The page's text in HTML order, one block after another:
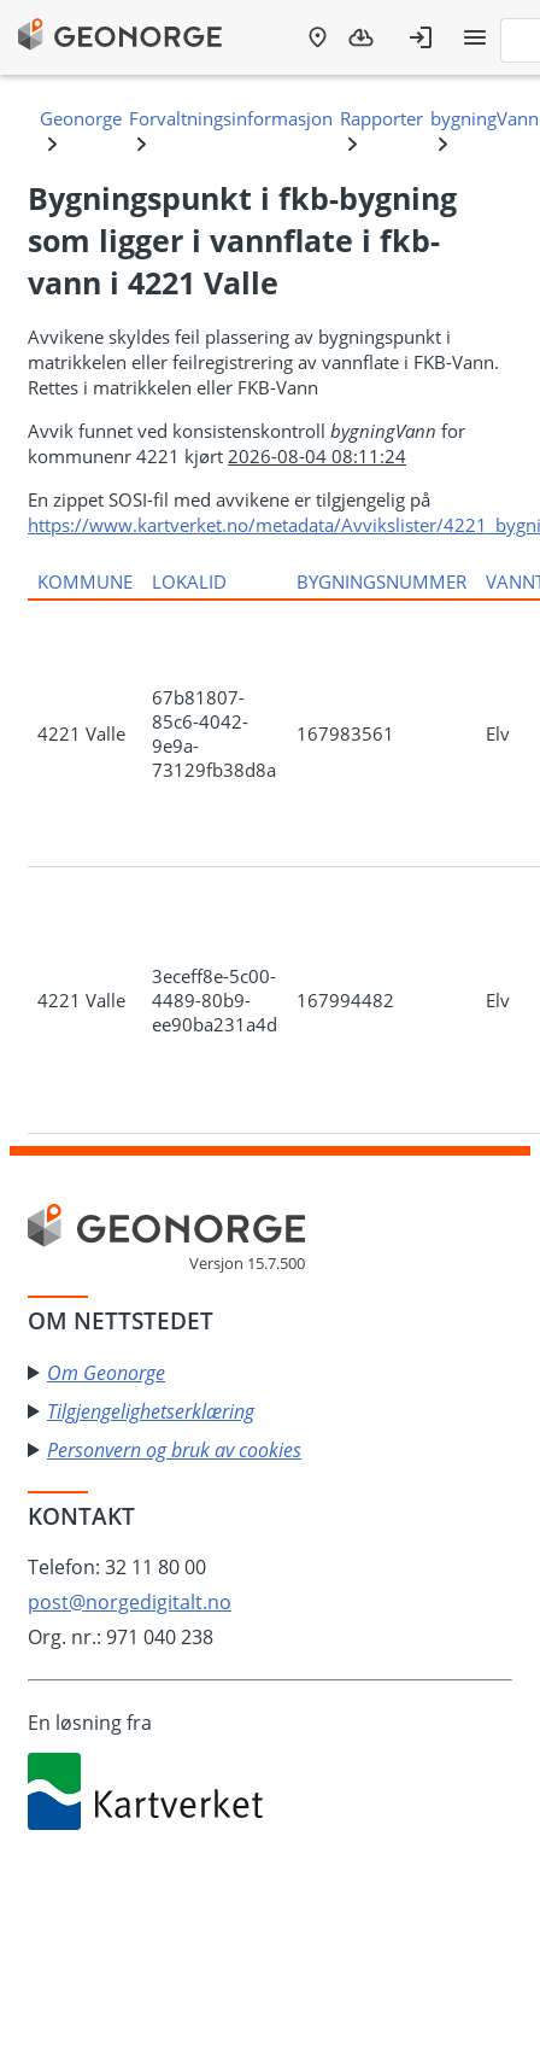
Bygningspunkt i fkb-bygning
som ligger i vannflate i fkb-
vann i 4221 Valle
Avvikene skyldes feil plassering av bygningspunkt i
matrikkelen eller feilregistrering av vannflate i FKB-Vann.
Rettes i matrikkelen eller FKB-Vann
Avvik funnet ved konsistenskontroll bygningVann for
kommunenr 4221 kjørt 2026-08-04 08:11:24
En zippet SOSI-fil med avvikene er tilgjengelig på
https://www.kartverket.no/metadata/Avvikslister/
KOMMUNE LOKALID BYGNINGSNUMMER
4221 Valle
67b81807-
85c6-4042-
9e9a-
73129fb38d8a
167983561 Elv
4221 Valle
3eceff8e-5c00-
4489-80b9-
ee90ba231a4d
167994482 Elv